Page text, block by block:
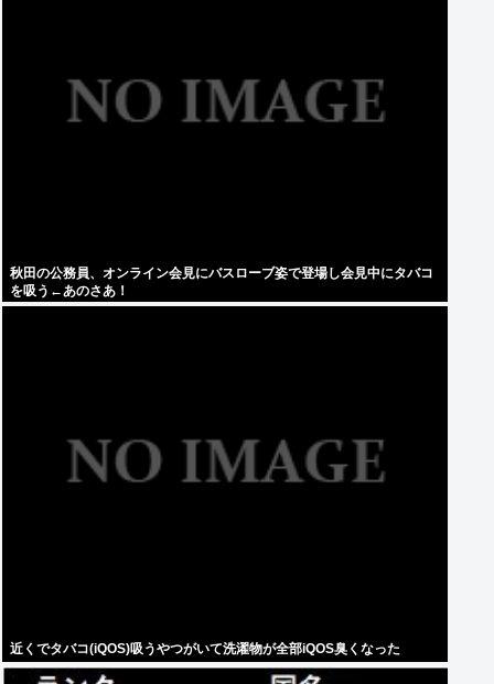
秋田の公務員、オンライン会見にバスローブ姿で登場し会見中にタバコ
を吸う←あのさあ！
近くでタバコ(iQOS)吸うやつがいて洗濯物が全部iQOS臭くなった